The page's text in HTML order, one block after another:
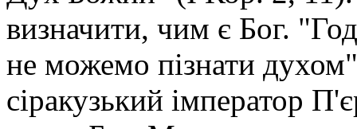
визначити, чим є Бог.
не можемо пізнати
сіракузький імператор